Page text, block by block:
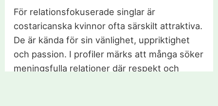
För relationsfokuserade singlar är
costaricanska kvinnor ofta särskilt attraktiva.
De är kända för sin vänlighet, uppriktighet
och passion. I profiler märks att många söker
meningsfulla relationer där respekt och